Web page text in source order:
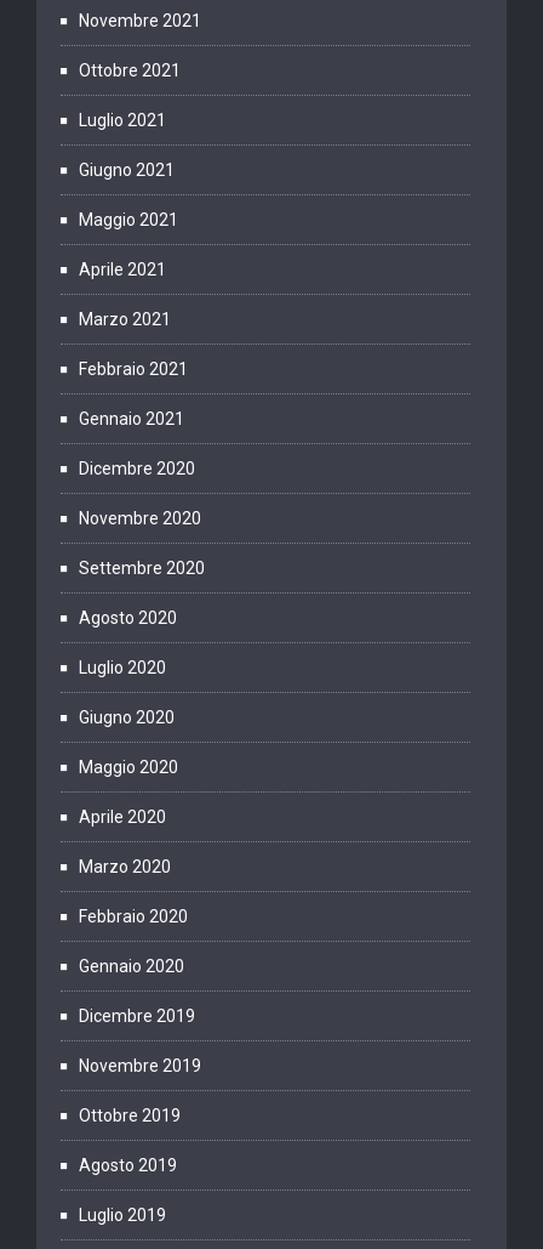
Novembre 2021
Ottobre 2021
Luglio 2021
Giugno 2021
Maggio 2021
Aprile 2021
Marzo 2021
Febbraio 2021
Gennaio 2021
Dicembre 2020
Novembre 2020
Settembre 2020
Agosto 2020
Luglio 2020
Giugno 2020
Maggio 2020
Aprile 2020
Marzo 2020
Febbraio 2020
Gennaio 2020
Dicembre 2019
Novembre 2019
Ottobre 2019
Agosto 2019
Luglio 2019